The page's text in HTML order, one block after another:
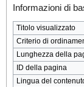
Informazioni di
Titolo visualizzato
Criterio di
Lunghezza della
ID della pagina
Lingua del